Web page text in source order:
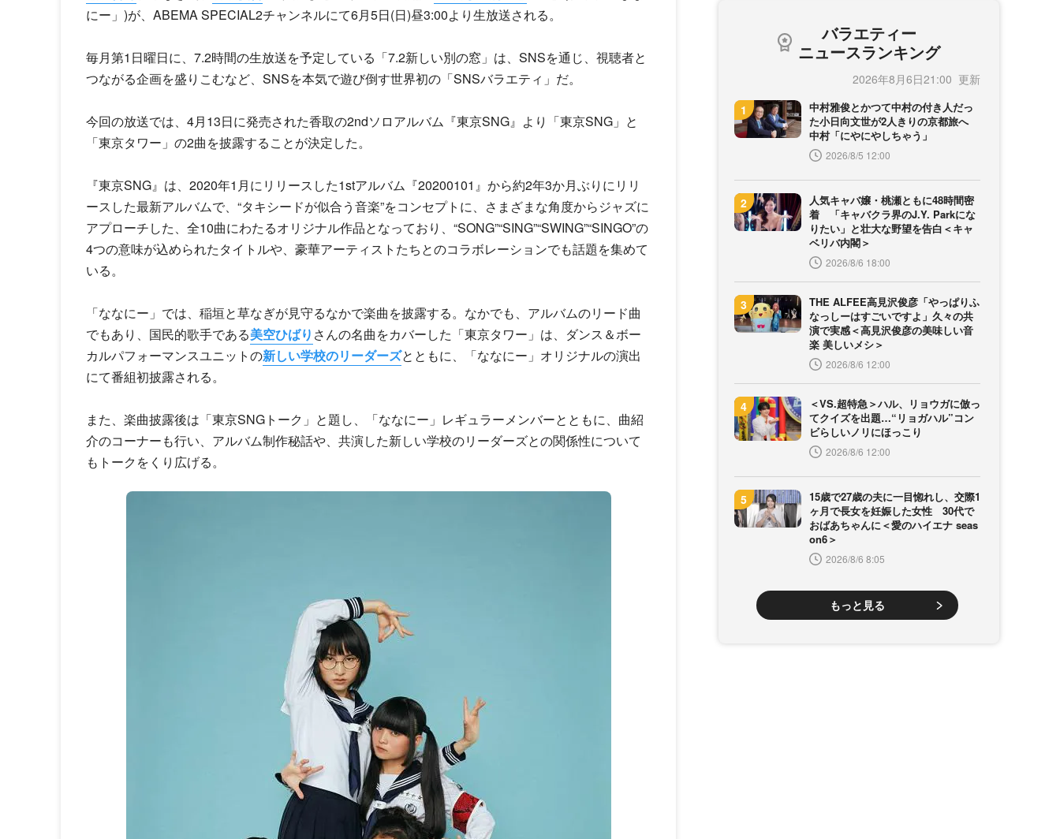
にー」)が、ABEMA SPECIAL2チャンネルにて6月5日(日)昼3:00より生放送される。
毎月第1日曜日に、7.2時間の生放送を予定している「7.2新しい別の窓 」は、SNSを通じ、視聴者と
つながる企画を盛りこむなど、SNSを本気で遊び倒す世界初の「SNSバラエティ」だ。
今回の放送では、4月13日に発売された香取の2ndソロアルバム『東京SNG』より「東京SNG」と
「東京タワー」の2曲を披露することが決定した。
『東京SNG』は、2020年1月にリリースした1stアルバム『20200101』から約2年3か月ぶりにリリ
ースした最新アルバムで、“タキシードが似合う音楽”をコンセプトに、さまざまな角度からジャズに
アプローチした、全10曲にわたるオリジナル作品となっており、“SONG”“SING”“SWING”“SINGO”の
4つの意味が込められたタイトルや、豪華アーティストたちとのコラボレーションでも話題を集めて
いる。
「ななにー」では、稲垣と草なぎが見守るなかで楽曲を披露する。なかでも、アルバムのリード曲
でもあり、国民的歌手である美空ひばり さんの名曲をカバーした「東京タワー」は、ダンス＆ボー
カルパフォーマンスユニットの新しい学校のリーダーズとともに、「ななにー」オリジナルの演出
にて番組初披露される。
また、楽曲披露後は「東京SNGトーク」と題し、「ななにー」レギュラーメンバーとともに、曲紹
介のコーナーも行い、アルバム制作秘話や、共演した新しい学校のリーダーズとの関係性について
もトークをくり広げる。
バラエティー
ニュースランキング
2026年8月6日21:00
中村雅俊とかつて中村の付き人だっ
た小日向文世が2人きりの京都旅へ
中村「にやにやしちゃう」
2026/8/5 12:00
人気キャバ嬢・桃瀬ともに48時間密
着 「キャバクラ界のJ.Y. Parkにな
りたい」と壮大な野望を告白＜キャ
ベリバ内閣＞
2026/8/6 18:00
THE ALFEE高見沢俊彦「やっぱりふ
なっしーはすごいですよ」久々の共
演で実感＜高見沢俊彦の美味しい音
楽 美しいメシ＞
2026/8/6 12:00
＜VS.超特急＞ハル、リョウガに倣っ
てクイズを出題…“リョガハル”コン
ビらしいノリにほっこり
2026/8/6 12:00
15歳で27歳の夫に一目惚れし、交際1
ヶ月で長女を妊娠した女性 30代で
おばあちゃんに＜愛のハイエナ seas
on6＞
2026/8/6 8:05
もっと見る